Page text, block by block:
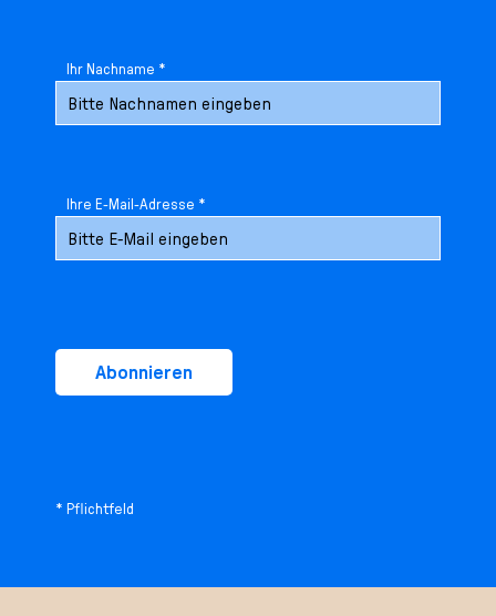
Ihr Nachname *
Ihre E-Mail-Adresse *
Abonnieren
* Pflichtfeld